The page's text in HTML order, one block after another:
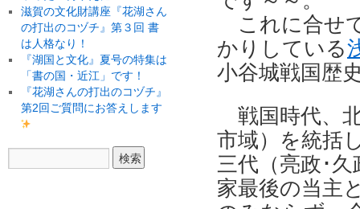
これに合せ
かりしている
小谷城戦国歴
戦国時代、
市域）を統括
三代（亮政･
家最後の当主
滋賀の文化財講座『花湖さん
の打出のコヅチ』第３回 書
は人格なり！
『湖国と文化』夏号の特集は
「書の国・近江」です！
『花湖さんの打出のコヅチ』
第2回ご質問にお答えします